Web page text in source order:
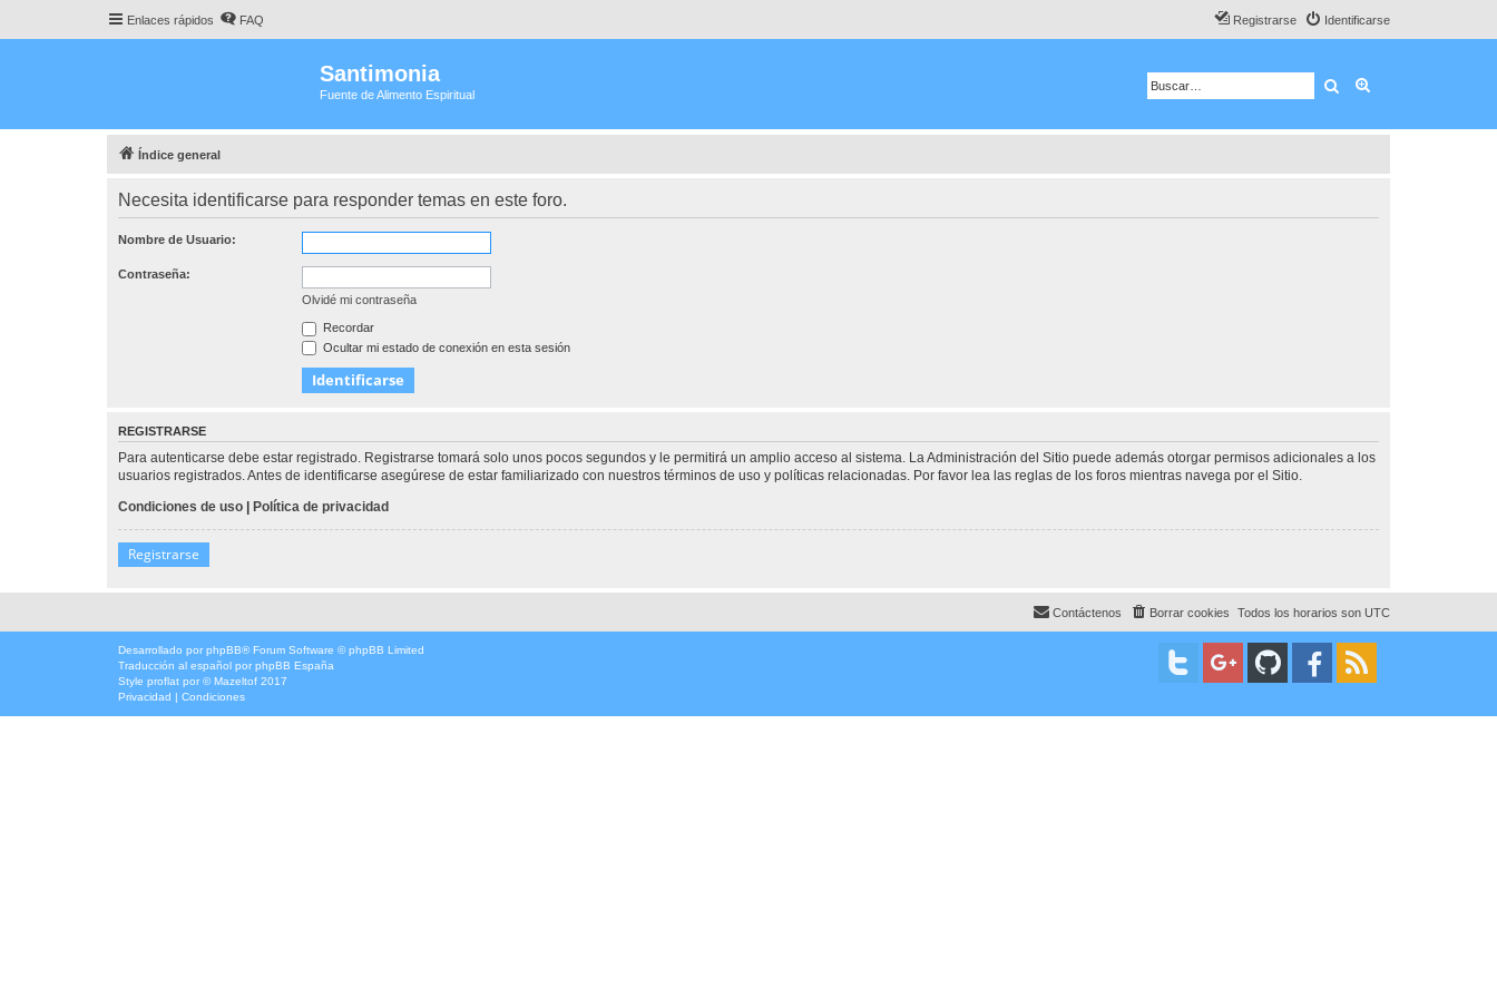
Enlaces rápidos FAQ Identificarse
Registrarse
Santimonia
Fuente de Alimento Espiritual Buscar
Índice general
Necesita identificarse para responder temas en este foro.
Nombre de Usuario:
Contraseña:
Olvidé mi contraseña
Recordar
Ocultar mi estado de conexión en esta sesión
REGISTRARSE
Para autenticarse debe estar registrado. Registrarse tomará solo unos pocos segundos y le permitirá un amplio acceso al sistema. La Administración del Sitio puede además otorgar permisos adicionales a los
usuarios registrados. Antes de identificarse asegúrese de estar familiarizado con nuestros términos de uso y políticas relacionadas. Por favor lea las reglas de los foros mientras navega por el Sitio.
Condiciones de uso | Política de privacidad
Registrarse
Todos los horarios son UTC
Borrar cookies
Contáctenos
Desarrollado por phpBB® Forum Software © phpBB Limited
Traducción al español por phpBB España
Style proflat por ©Mazeltof 2017
Privacidad | Condiciones